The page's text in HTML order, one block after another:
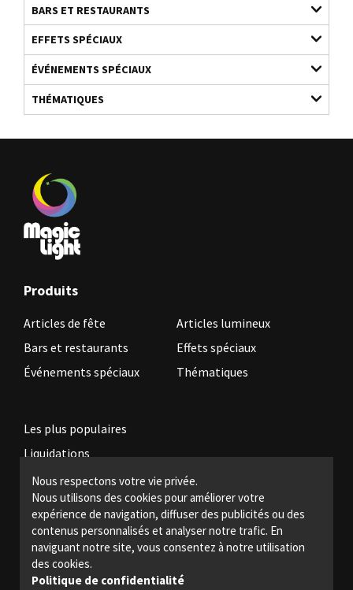
Nous respectons votre vie privée.
Nous utilisons des cookies pour améliorer votre
expérience de navigation, diffuser des publicités ou des
contenus personnalisés et analyser notre trafic. En
naviguant notre site, vous consentez à notre utilisation
des cookies.
Politique de confidentialité
BARS ET RESTAURANTS
EFFETS SPÉCIAUX
ÉVÉNEMENTS SPÉCIAUX
THÉMATIQUES
Produits
Articles de fête
Articles lumineux
Bars et restaurants
Effets spéciaux
Événements spéciaux
Thématiques
Les plus populaires
Liquidations
Devenez revendeur
Politiques légales
Nous joindre